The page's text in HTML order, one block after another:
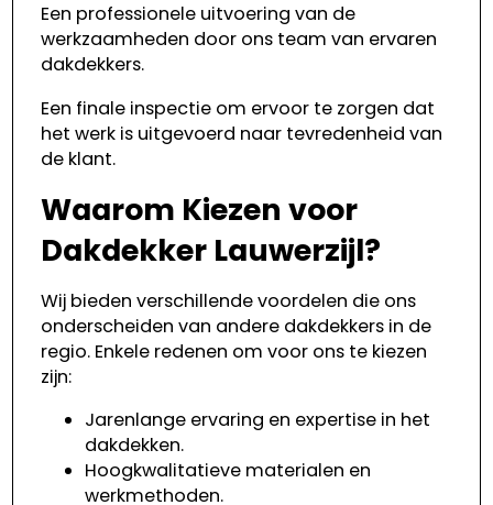
Een professionele uitvoering van de
werkzaamheden door ons team van ervaren
dakdekkers.
Een finale inspectie om ervoor te zorgen dat
het werk is uitgevoerd naar tevredenheid van
de klant.
Waarom Kiezen voor
Dakdekker Lauwerzijl?
Wij bieden verschillende voordelen die ons
onderscheiden van andere dakdekkers in de
regio. Enkele redenen om voor ons te kiezen
zijn:
Jarenlange ervaring en expertise in het
dakdekken.
Hoogkwalitatieve materialen en
werkmethoden.